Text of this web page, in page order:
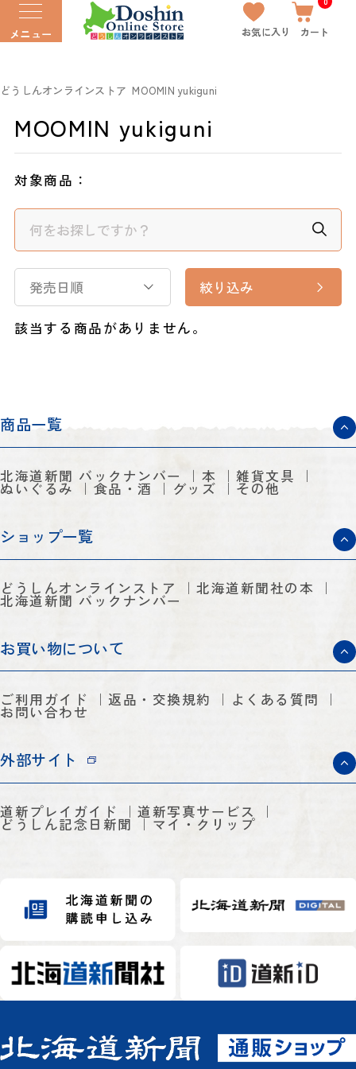
メニュー お気に入り カート
どうしんオンラインストア MOOMIN yukiguni
MOOMIN yukiguni
対象商品：
発売日順 絞り込み
該当する商品がありません。
商品一覧
北海道新聞 バックナンバー 本 雑貨文具
ぬいぐるみ 食品・酒 グッズ その他
ショップ一覧
どうしんオンラインストア 北海道新聞社の本
北海道新聞 バックナンバー
お買い物について
ご利用ガイド 返品・交換規約 よくある質問
お問い合わせ
外部サイト
道新プレイガイド 道新写真サービス
どうしん記念日新聞 マイ・クリップ